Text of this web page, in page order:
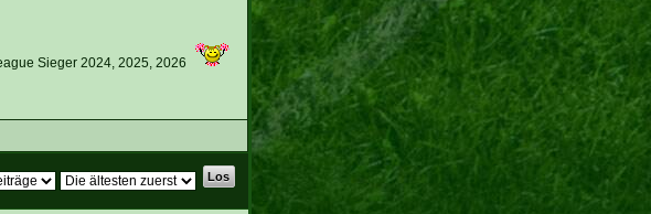
Sieger 2024, 2025, 2026